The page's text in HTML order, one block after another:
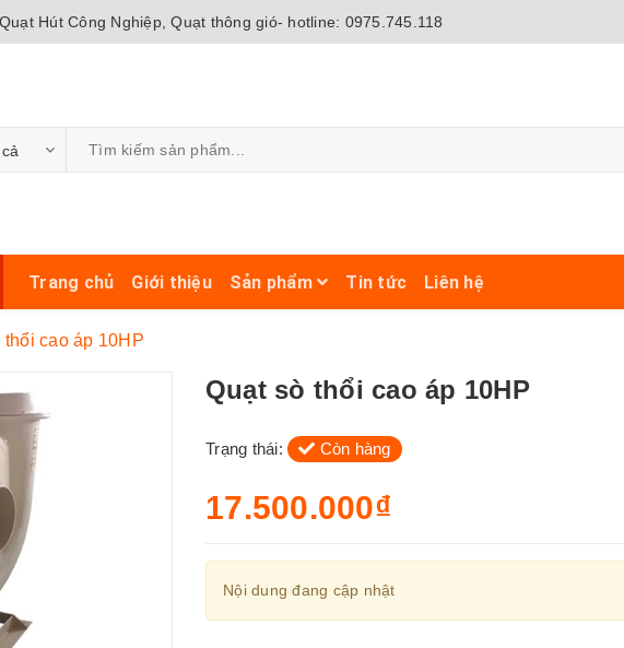
Hút Công Nghiệp, Quạt thông gió- hotline: 0975.745.118
Trang chủ Giới thiệu Sản phẩm Tin tức Liên hệ
thổi cao áp 10HP
Quạt sò thổi cao áp 10HP
Trạng thái: Còn hàng
17.500.000₫
Nội dung đang cập nhật